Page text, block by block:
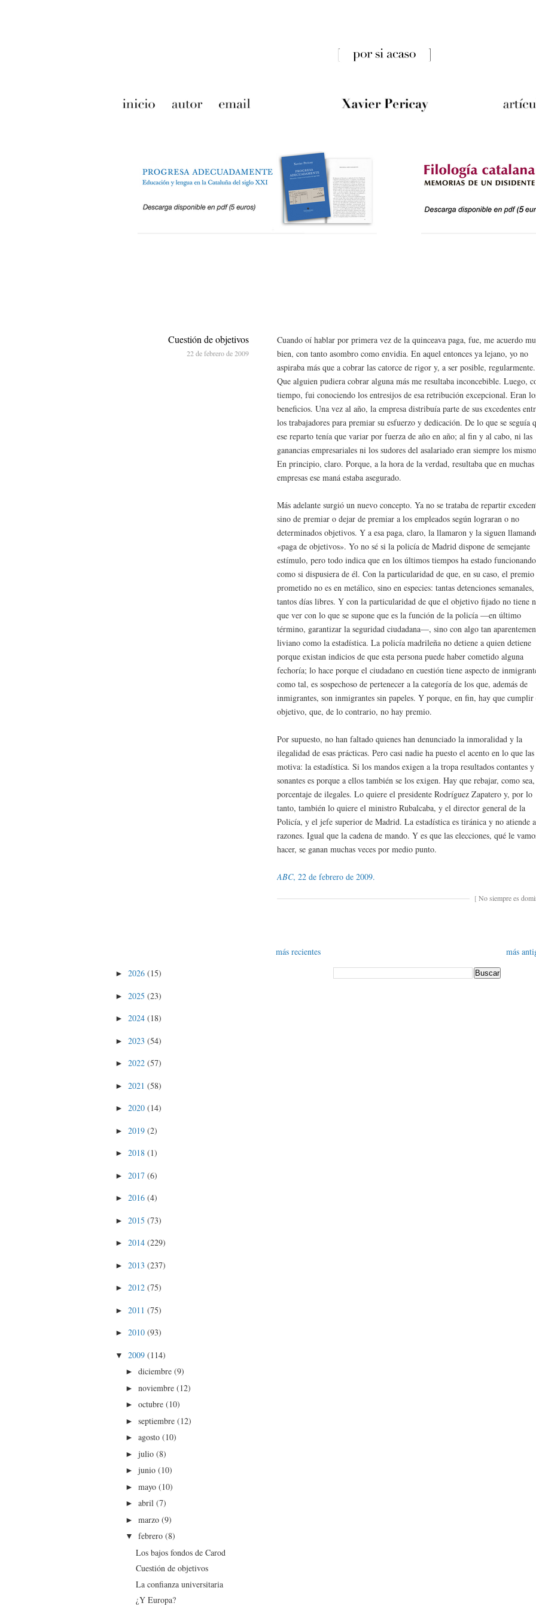
Cuando oí hablar por primera vez de la quinceava paga, fue, me acuerdo
bien, con tanto asombro como envidia. En aquel entonces ya lejano, yo no
aspiraba más que a cobrar las catorce de rigor y, a ser posible, regularmente.
Que alguien pudiera cobrar alguna más me resultaba inconcebible. Luego,
tiempo, fui conociendo los entresijos de esa retribución excepcional. Eran
beneficios. Una vez al año, la empresa distribuía parte de sus excedentes
los trabajadores para premiar su esfuerzo y dedicación. De lo que se seguía
ese reparto tenía que variar por fuerza de año en año; al fin y al cabo, ni las
ganancias empresariales ni los sudores del asalariado eran siempre los
En principio, claro. Porque, a la hora de la verdad, resultaba que en muchas
empresas ese maná estaba asegurado.
Más adelante surgió un nuevo concepto. Ya no se trataba de repartir
sino de premiar o dejar de premiar a los empleados según lograran o no
determinados objetivos. Y a esa paga, claro, la llamaron y la siguen
«paga de objetivos». Yo no sé si la policía de Madrid dispone de semejante
estímulo, pero todo indica que en los últimos tiempos ha estado funcionando
como si dispusiera de él. Con la particularidad de que, en su caso, el premio
prometido no es en metálico, sino en especies: tantas detenciones semanales,
tantos días libres. Y con la particularidad de que el objetivo fijado no tiene
que ver con lo que se supone que es la función de la policía —en último
término, garantizar la seguridad ciudadana—, sino con algo tan
liviano como la estadística. La policía madrileña no detiene a quien detiene
porque existan indicios de que esta persona puede haber cometido alguna
fechoría; lo hace porque el ciudadano en cuestión tiene aspecto de
como tal, es sospechoso de pertenecer a la categoría de los que, además de
inmigrantes, son inmigrantes sin papeles. Y porque, en fin, hay que cumplir
objetivo, que, de lo contrario, no hay premio.
Por supuesto, no han faltado quienes han denunciado la inmoralidad y la
ilegalidad de esas prácticas. Pero casi nadie ha puesto el acento en lo que las
motiva: la estadística. Si los mandos exigen a la tropa resultados contantes y
sonantes es porque a ellos también se los exigen. Hay que rebajar, como
porcentaje de ilegales. Lo quiere el presidente Rodríguez Zapatero y, por lo
tanto, también lo quiere el ministro Rubalcaba, y el director general de la
Policía, y el jefe superior de Madrid. La estadística es tiránica y no atiende a
razones. Igual que la cadena de mando. Y es que las elecciones, qué le
hacer, se ganan muchas veces por medio punto.
ABC, 22 de febrero de 2009.
[No siempre es
Cuestión de objetivos
22 de febrero de 2009
más recientes más
►2026(15)
►2025(23)
►2024(18)
►2023(54)
►2022(57)
►2021(58)
►2020(14)
►2019(2)
►2018(1)
►2017(6)
►2016(4)
►2015(73)
►2014(229)
►2013(237)
►2012(75)
►2011(75)
►2010(93)
▼2009(114)
►diciembre(9)
►noviembre(12)
►octubre(10)
►septiembre(12)
►agosto(10)
►julio(8)
►junio(10)
►mayo(10)
►abril(7)
►marzo(9)
▼febrero(8)
Los bajos fondos de Carod
Cuestión de objetivos
La confianza universitaria
¿Y Europa?